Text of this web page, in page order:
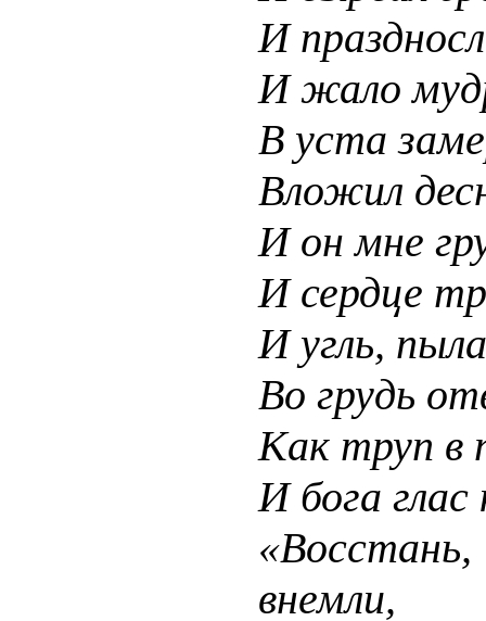
И
И жало
В уста
Вложил
И он мне
И сердце
И угль,
Во грудь
Как труп в
И бога глас
внемли,